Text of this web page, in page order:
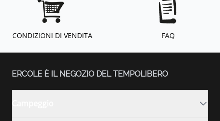
CONDIZIONI DI VENDITA FAQ
ERCOLE È IL NEGOZIO DEL TEMPOLIBERO